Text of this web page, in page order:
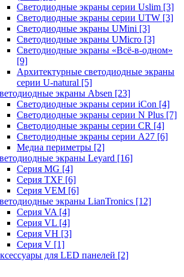
Светодиодные экраны серии Uslim [3]
Светодиодные экраны серии UTW [3]
Светодиодные экраны UMini [3]
Светодиодные экраны UMicro [3]
Светодиодные экраны «Всё-в-одном»
[9]
Архитектурные светодиодные экраны
серии U-natural [5]
экраны Absen [23]
Светодиодные экраны серии iCon [4]
Светодиодные экраны серии N Plus [7]
Светодиодные экраны серии CR [4]
Светодиодные экраны серии А27 [6]
Медиа периметры [2]
экраны Leyard [16]
Серия MG [4]
Серия TXF [6]
Серия VEM [6]
экраны LianTronics [12]
Серия VA [4]
Серия VL [4]
Серия VH [3]
Серия V [1]
для LED панелей [2]